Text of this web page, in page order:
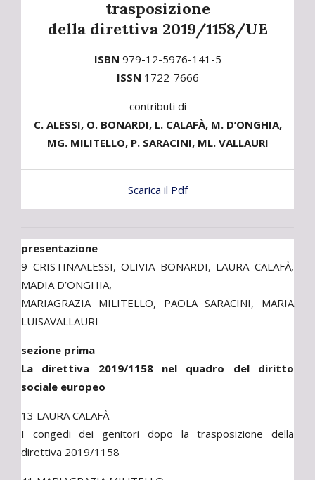
trasposizione
della direttiva 2019/1158/UE
ISBN 979-12-5976-141-5
ISSN 1722-7666
contributi di
C. ALESSI, O. BONARDI, L. CALAFÀ, M. D’ONGHIA,
MG. MILITELLO, P. SARACINI, ML. VALLAURI
Scarica il Pdf
presentazione
9 CRISTINAALESSI, OLIVIA BONARDI, LAURA CALAFÀ,
MADIA D’ONGHIA,
MARIAGRAZIA MILITELLO, PAOLA SARACINI, MARIA
LUISAVALLAURI
sezione prima
La direttiva 2019/1158 nel quadro del diritto
sociale europeo
13 LAURA CALAFÀ
I congedi dei genitori dopo la trasposizione della
direttiva 2019/1158